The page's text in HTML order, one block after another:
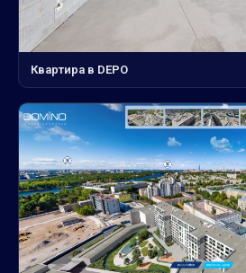
Квартира в DEPO